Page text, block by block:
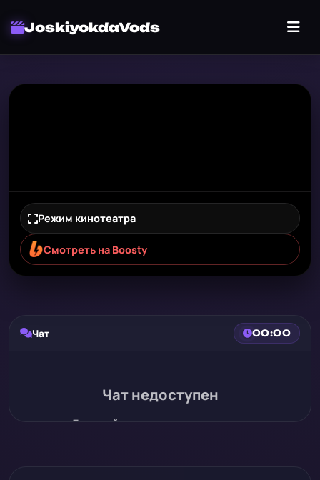
JoskiyokdaVods
Режим кинотеатра
Смотреть на Boosty
Чат 00:00
Чат недоступен
Для этой записи нет истории чата